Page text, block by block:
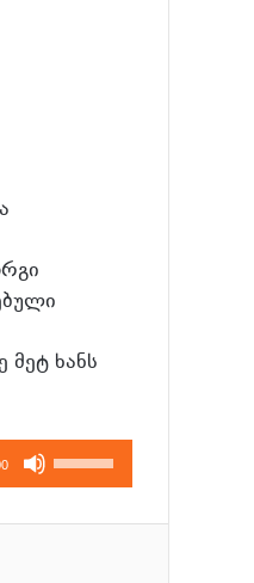
ხანს
გამოიყენეთ
კლავჲშები